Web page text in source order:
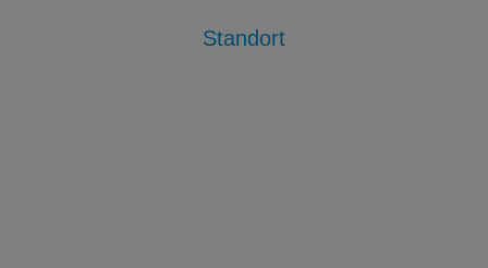
Standort